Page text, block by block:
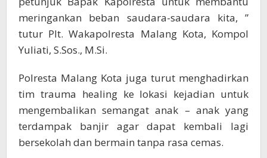
meringankan beban saudara-saudara kita, ”
tutur Plt. Wakapolresta Malang Kota, Kompol
Yuliati, S.Sos., M.Si.
Polresta Malang Kota juga turut menghadirkan
tim trauma healing ke lokasi kejadian untuk
mengembalikan semangat anak – anak yang
terdampak banjir agar dapat kembali lagi
bersekolah dan bermain tanpa rasa cemas.